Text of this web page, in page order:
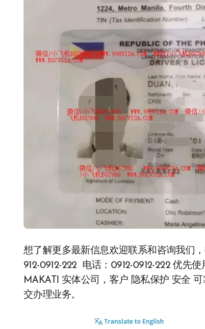
想了解更多最新信息欢迎联系和咨询我们
912-0912-222 电话：0912-0912-222 优先
MAKATI 实体公司，客户 隐私保护 安全
交办理业务。